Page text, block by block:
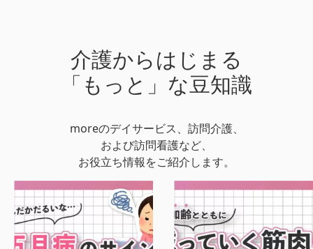
介護からはじまる
「もっと」な豆知識
moreのデイサービス、訪問介護、
および訪問看護など、
お役立ち情報をご紹介します。